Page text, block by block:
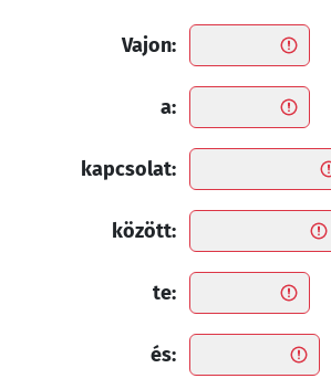
Vajon:
a:
kapcsolat:
között:
te:
és: